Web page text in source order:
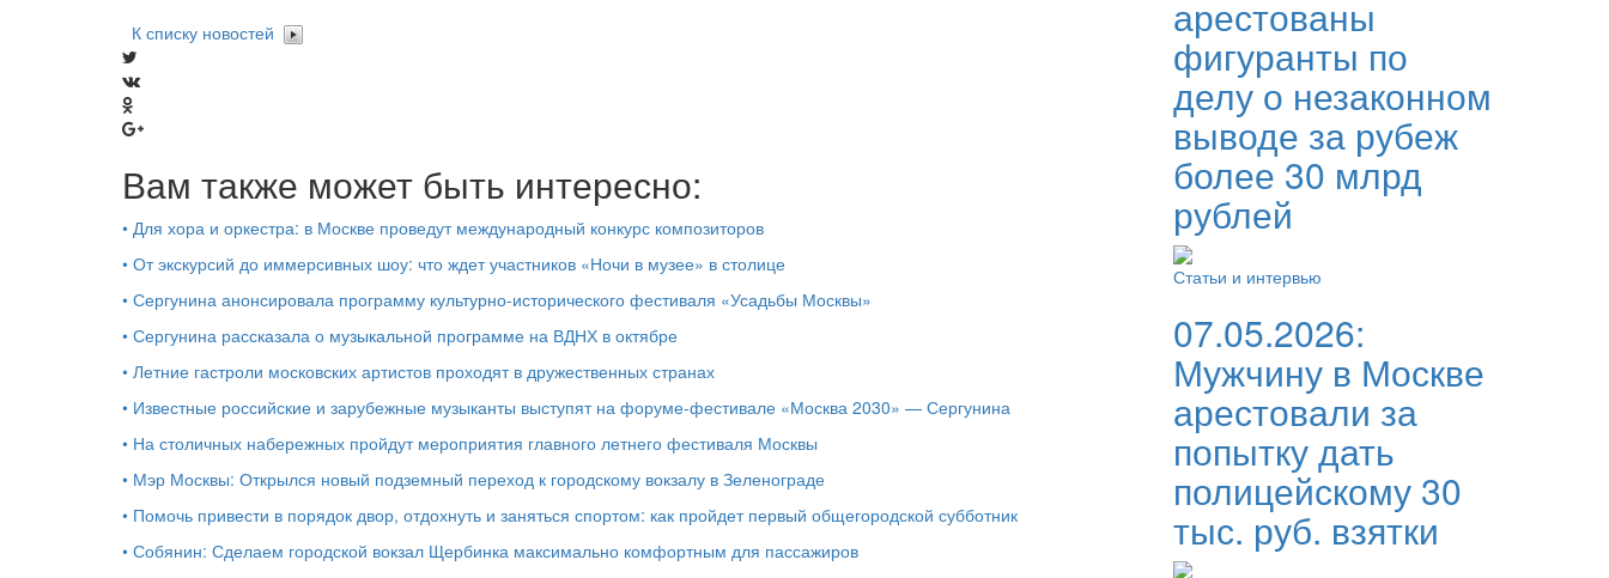
К списку новостей
Вам также может быть интересно:
• Для хора и оркестра: в Москве проведут международный конкурс композиторов
• От экскурсий до иммерсивных шоу: что ждет участников «Ночи в музее» в столице
• Сергунина анонсировала программу культурно-исторического фестиваля «Усадьбы Москвы»
• Сергунина рассказала о музыкальной программе на ВДНХ в октябре
• Летние гастроли московских артистов проходят в дружественных странах
• Известные российские и зарубежные музыканты выступят на форуме-фестивале «Москва 2030» — Сергунина
• На столичных набережных пройдут мероприятия главного летнего фестиваля Москвы
• Мэр Москвы: Открылся новый подземный переход к городскому вокзалу в Зеленограде
• Помочь привести в порядок двор, отдохнуть и заняться спортом: как пройдет первый общегородской субботник
• Собянин: Сделаем городской вокзал Щербинка максимально комфортным для пассажиров
арестованы
фигуранты по
делу о незаконном
выводе за рубеж
более 30 млрд
рублей
Статьи и интервью
07.05.2026:
Мужчину в Москве
арестовали за
попытку дать
полицейскому 30
тыс. руб. взятки